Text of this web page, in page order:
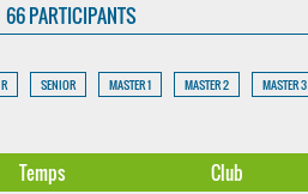
66 PARTICIPANTS
SENIOR MASTER 1 MASTER 2 MASTER 3
Temps Club